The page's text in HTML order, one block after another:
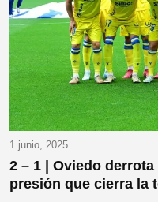
1 junio, 2025
2 – 1 | Oviedo
presión que cierra la